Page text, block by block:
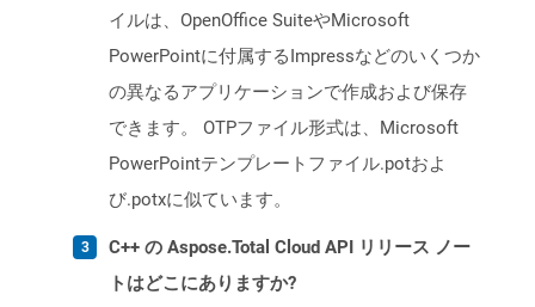
イルは、OpenOffice SuiteやMicrosoft
PowerPointに付属するImpressなどのいくつか
の異なるアプリケーションで作成および保存
できます。 OTPファイル形式は、Microsoft
PowerPointテンプレートファイル.potおよ
び.potxに似ています。
C++ の Aspose.Total Cloud API リリース ノー
トはどこにありますか?